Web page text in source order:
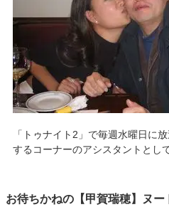
「トゥナイト2」で毎週水曜日に
するコーナーのアシスタントとし
お待ちかねの【甲賀瑞穂】ヌー